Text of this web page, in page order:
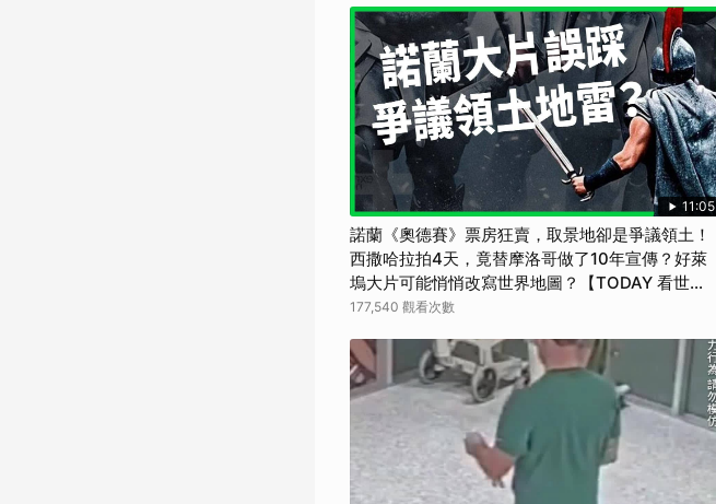
11:05
諾蘭《奧德賽》票房狂賣，取景地卻是爭議領土！
西撒哈拉拍4天，竟替摩洛哥做了10年宣傳？好萊
塢大片可能悄悄改寫世界地圖？【TODAY 看世
界】
177,540 觀看次數